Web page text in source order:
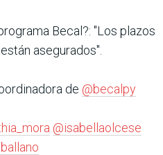
Becal?: "Los plazos
asegurados".
de @becalpy
@isabellaolcese